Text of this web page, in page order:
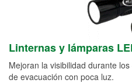
Linternas y lámparas
Mejoran la visibilidad durante
de evacuación con poca luz.